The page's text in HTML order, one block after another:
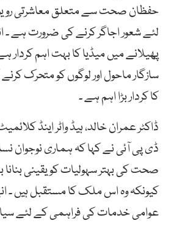
حفظان صحت سے متعلق معاشرتی
لئے شعور اجاگر کرنے کی ضرورت ہے ۔
پھیلانے میں میڈیا کا بہت اہم
سازگار ماحول اور لوگوں کو متحرک
کا کردار بڑا اہم ہے ۔
ڈاکٹر عمران خالد، ہیڈ واٹر اینڈ
ڈی پی آئی نے کہا کہ ہماری نوجوان
صحت کی بہتر سہولیات کو یقینی
کیونکہ وہ اس ملک کا مستقبل ہیں ۔
عوامی خدمات کی فراہمی کے لئے